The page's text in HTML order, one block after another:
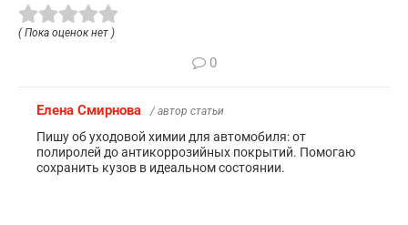
( Пока оценок нет )
0
Елена Смирнова / автор статьи
Пишу об уходовой химии для автомобиля: от
полиролей до антикоррозийных покрытий. Помогаю
сохранить кузов в идеальном состоянии.